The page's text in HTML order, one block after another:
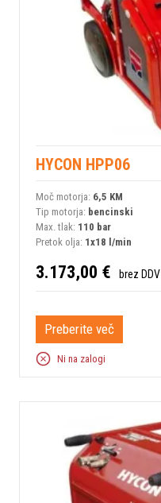
HYCON HPP06
Moč motorja: 6,5 KM
Tip motorja: bencinski
Max. tlak: 110 bar
Pretok olja: 1x18 l/min
3.173,00 € brez DDV
Preberite več
Ni na zalogi